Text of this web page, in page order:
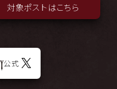
対象ポストはこちら
公式